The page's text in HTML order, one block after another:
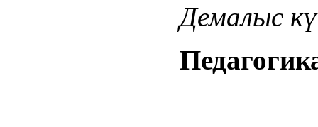
Демалыс